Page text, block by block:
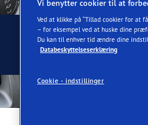
Vi benytter cookier til at
Ved at klikke på “Tillad cookier for at
– for eksempel ved at huske dine
Du kan til enhver tid ændre dine
Databeskyttelseserklæring
Cookie - indstillinger